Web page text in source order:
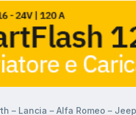
– Lancia – Alfa Romeo –